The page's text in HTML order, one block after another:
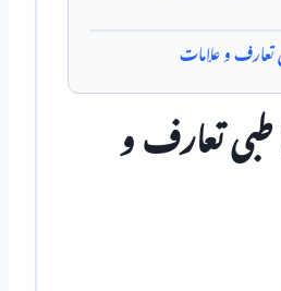
تعارف و علامات
طبی تعارف و